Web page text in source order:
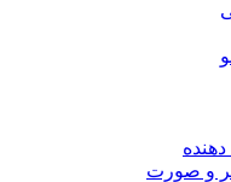
و صورت